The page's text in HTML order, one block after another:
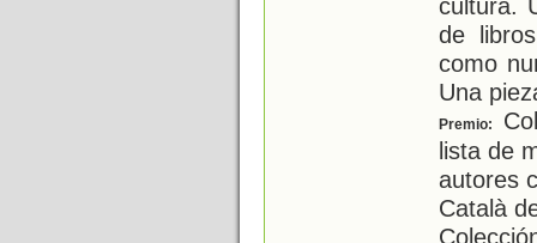
cultura.
de
como
Una
Premio:
lista de
autores
Català